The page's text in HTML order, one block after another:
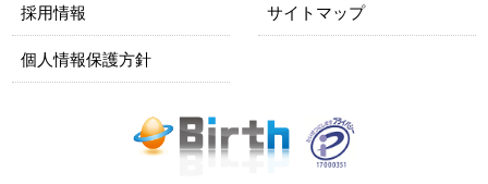
採用情報 サイトマップ
個人情報保護方針